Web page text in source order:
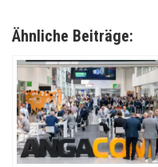
Ähnliche Beiträge: